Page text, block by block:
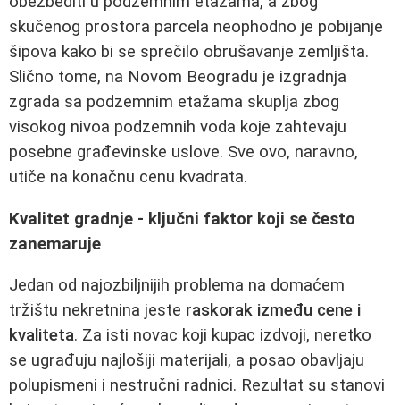
skučenog prostora parcela neophodno je pobijanje
šipova kako bi se sprečilo obrušavanje zemljišta.
Slično tome, na Novom Beogradu je izgradnja
zgrada sa podzemnim etažama skuplja zbog
visokog nivoa podzemnih voda koje zahtevaju
posebne građevinske uslove. Sve ovo, naravno,
utiče na konačnu cenu kvadrata.
Kvalitet gradnje - ključni faktor koji se često
zanemaruje
Jedan od najozbiljnijih problema na domaćem
tržištu nekretnina jeste raskorak između cene i
kvaliteta. Za isti novac koji kupac izdvoji, neretko
se ugrađuju najlošiji materijali, a posao obavljaju
polupismeni i nestručni radnici. Rezultat su stanovi